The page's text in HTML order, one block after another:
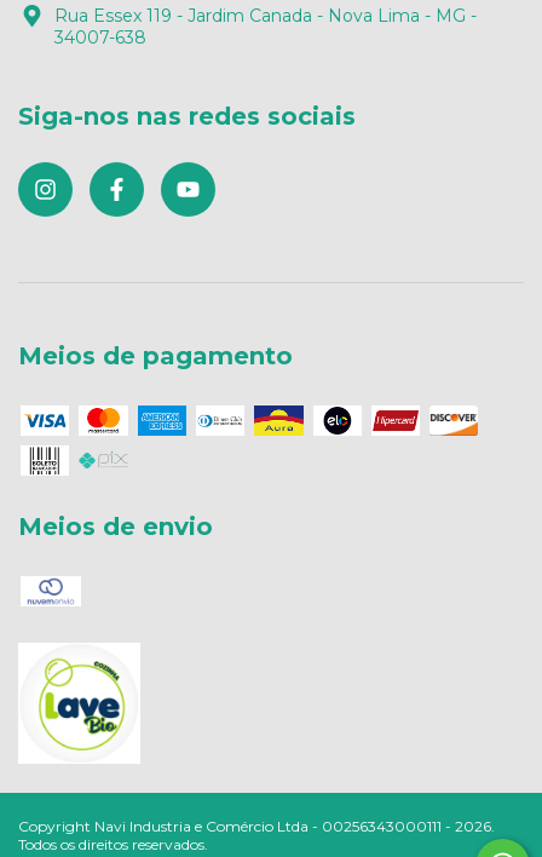
Rua Essex 119 - Jardim Canada - Nova Lima - MG -
34007-638
Siga-nos nas redes sociais
Meios de pagamento
Meios de envio
Copyright Navi Industria e Comércio Ltda - 00256343000111 - 2026.
Todos os direitos reservados.